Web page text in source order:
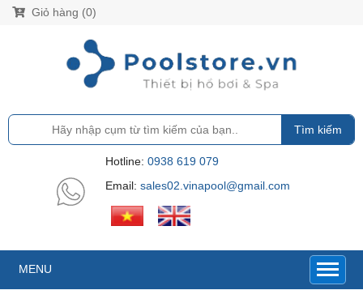
Giỏ hàng (0)
Tìm kiếm
Hotline: 0938 619 079
Email: sales02.vinapool@gmail.com
MENU